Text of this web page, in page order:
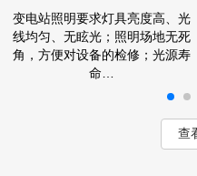
变电站照明要求灯具亮度高、光
线均匀、无眩光；照明场地无死
角，方便对设备的检修；光源寿
命…
查